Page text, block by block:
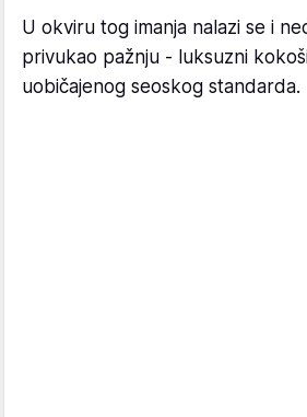
U okviru tog imanja nalazi se i
privukao pažnju - luksuzni
uobičajenog seoskog standarda.